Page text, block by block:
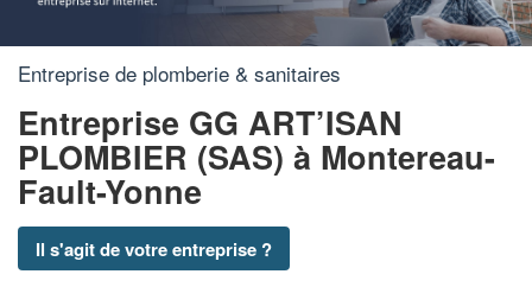
Entreprise de plomberie & sanitaires
Entreprise GG ART’ISAN
PLOMBIER (SAS) à Montereau-
Fault-Yonne
Il s'agit de votre entreprise ?